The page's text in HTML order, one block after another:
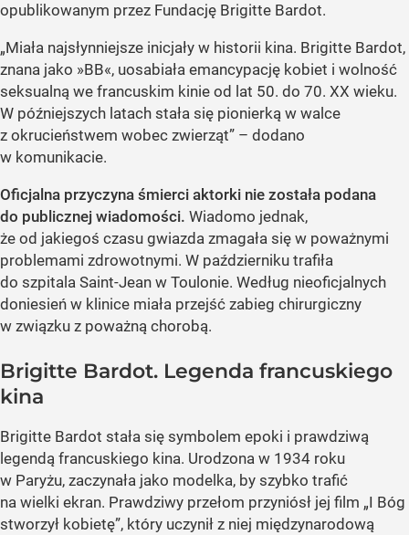
opublikowanym przez Fundację Brigitte Bardot.
„Miała najsłynniejsze inicjały w historii kina. Brigitte Bardot,
znana jako »BB«, uosabiała emancypację kobiet i wolność
seksualną we francuskim kinie od lat 50. do 70. XX wieku.
W późniejszych latach stała się pionierką w walce
z okrucieństwem wobec zwierząt” – dodano
w komunikacie.
Oficjalna przyczyna śmierci aktorki nie została podana
do publicznej wiadomości. Wiadomo jednak,
że od jakiegoś czasu gwiazda zmagała się w poważnymi
problemami zdrowotnymi. W październiku trafiła
do szpitala Saint-Jean w Toulonie. Według nieoficjalnych
doniesień w klinice miała przejść zabieg chirurgiczny
w związku z poważną chorobą.
Brigitte Bardot. Legenda francuskiego
kina
Brigitte Bardot stała się symbolem epoki i prawdziwą
legendą francuskiego kina. Urodzona w 1934 roku
w Paryżu, zaczynała jako modelka, by szybko trafić
na wielki ekran. Prawdziwy przełom przyniósł jej film „I Bóg
stworzył kobietę”, który uczynił z niej międzynarodową